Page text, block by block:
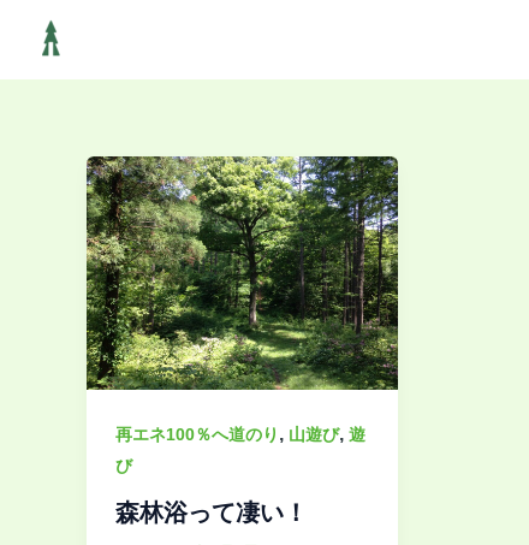
を
再エネ100％へ道のり , 山遊び, 遊
び
森林浴って凄い！